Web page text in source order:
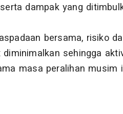
dampak yang
bersama, risiko
sehingga
masa peralihan musim